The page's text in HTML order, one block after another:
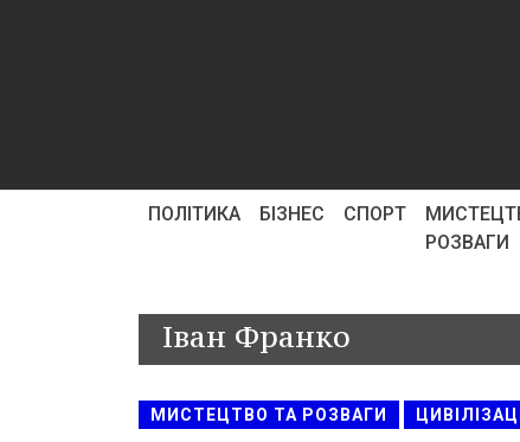
ПОЛІТИКА БІЗНЕС СПОРТ
РОЗВАГИ
Іван Франко
МИСТЕЦТВО ТА РОЗВАГИ